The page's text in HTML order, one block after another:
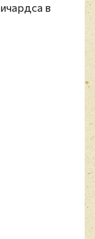
в
Фигурка
фигурки
разные
боксе.
износа.
песен
журнал
в списке
2003